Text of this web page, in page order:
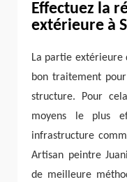
Effectuez la
extérieure à
La partie extérieure
bon traitement
structure. Pour
moyens le plus
infrastructure
Artisan peintre
de meilleure